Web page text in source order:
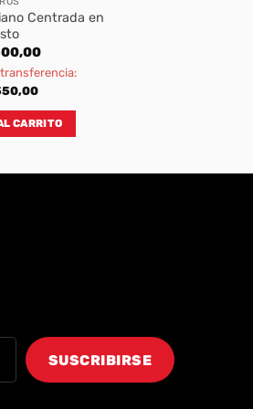
Centrada en
CARRITO